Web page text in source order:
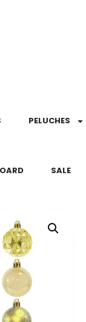
PELUCHES
SALE